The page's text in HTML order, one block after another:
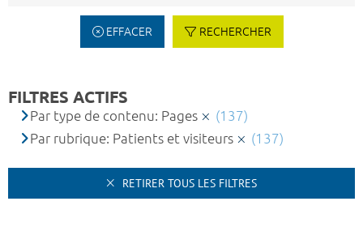
EFFACER RECHERCHER
FILTRES ACTIFS
Par type de contenu: Pages
(137)
Par rubrique: Patients et visiteurs
(137)
RETIRER TOUS LES FILTRES